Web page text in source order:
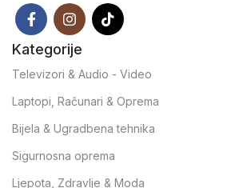
Kategorije
Televizori & Audio - Video
Laptopi, Računari & Oprema
Bijela & Ugradbena tehnika
Sigurnosna oprema
Ljepota, Zdravlje & Moda